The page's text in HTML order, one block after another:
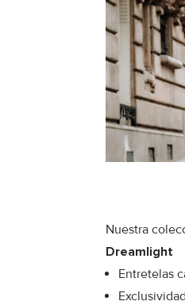
Nuestra
Dreamlight
Entretelas